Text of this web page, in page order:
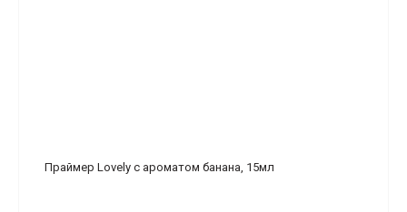
Праймер Lovely с ароматом банана, 15мл